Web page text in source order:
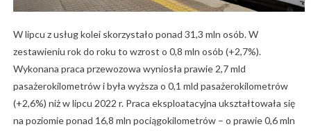
W lipcu z usług kolei skorzystało ponad 31,3 mln osób. W
zestawieniu rok do roku to wzrost o 0,8 mln osób (+2,7%).
Wykonana praca przewozowa wyniosła prawie 2,7 mld
pasażerokilometrów i była wyższa o 0,1 mld pasażerokilometrów
(+2,6%) niż w lipcu 2022 r. Praca eksploatacyjna ukształtowała się
na poziomie ponad 16,8 mln pociągokilometrów – o prawie 0,6 mln